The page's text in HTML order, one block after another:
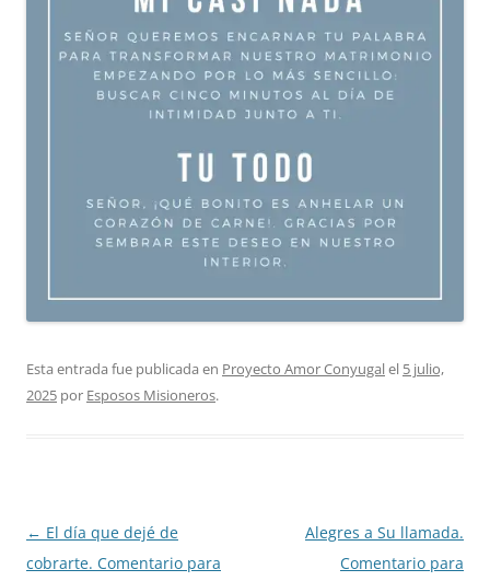
Esta entrada fue publicada en Proyecto Amor Conyugalel 5 julio,
2025 por Esposos Misioneros.
Navegación
de
← El día que dejé de
cobrarte. Comentario para
Alegres a Su llamada.
Comentario para